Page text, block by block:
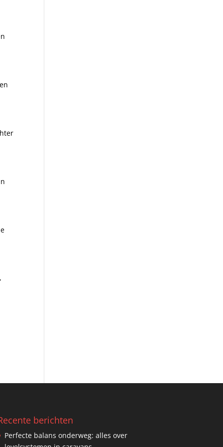
berichten
Perfecte balans onderweg: alles over